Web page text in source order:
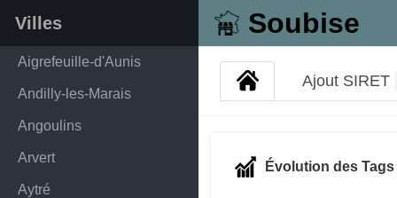
Soubise
Villes
Aigrefeuille-d'Aunis
Andilly-les-Marais
Angoulins
Arvert
Aytré
Ajout SIRET
Évolution des